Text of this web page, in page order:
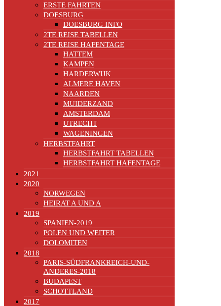
ERSTE FAHRTEN
DOESBURG
DOESBURG INFO
2TE REISE TABELLEN
2TE REISE HAFENTAGE
HATTEM
KAMPEN
HARDERWIJK
ALMERE HAVEN
NAARDEN
MUIDERZAND
AMSTERDAM
UTRECHT
WAGENINGEN
HERBSTFAHRT
HERBSTFAHRT TABELLEN
HERBSTFAHRT HAFENTAGE
2021
2020
NORWEGEN
HEIRAT A UND A
2019
SPANIEN-2019
POLEN UND WEITER
DOLOMITEN
2018
PARIS-SÜDFRANKREICH-UND-
ANDERES-2018
BUDAPEST
SCHOTTLAND
2017